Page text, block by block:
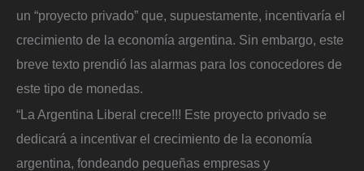
un “proyecto privado” que, supuestamente, incentivaría el
crecimiento de la economía argentina. Sin embargo, este
breve texto prendió las alarmas para los conocedores de
este tipo de monedas.
“La Argentina Liberal crece!!! Este proyecto privado se
dedicará a incentivar el crecimiento de la economía
argentina, fondeando pequeñas empresas y